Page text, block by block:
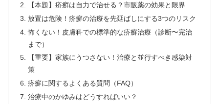
【本題】疥癬は自力で治せる？市販薬の効果と限界
放置は危険！疥癬の治療を先延ばしにする3つのリスク
怖くない！皮膚科での標準的な疥癬治療（診断〜完治
まで）
【重要】家族にうつさない！治療と並行すべき感染対
策
疥癬に関するよくある質問（FAQ）
治療中のかゆみはどうすればいい？